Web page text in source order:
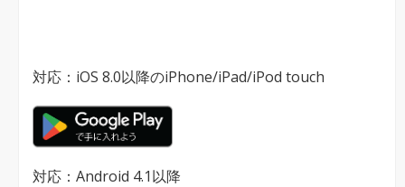
対応：iOS 8.0以降のiPhone/iPad/iPod touch
対応：Android 4.1以降